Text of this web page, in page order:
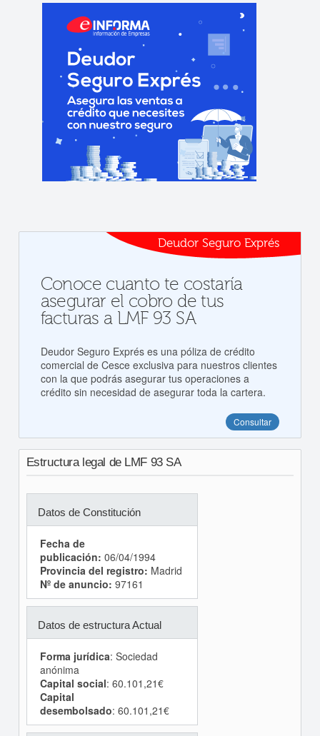
Deudor Seguro Exprés
Conoce cuanto te costaría
asegurar el cobro de tus
facturas a LMF 93 SA
Deudor Seguro Exprés es una póliza de crédito
comercial de Cesce exclusiva para nuestros clientes
con la que podrás asegurar tus operaciones a
crédito sin necesidad de asegurar toda la cartera.
Consultar
Estructura legal de LMF 93 SA
Datos de Constitución
Fecha de
publicación: 06/04/1994
Provincia del registro: Madrid
Nº de anuncio: 97161
Datos de estructura Actual
Forma jurídica: Sociedad
anónima
Capital social: 60.101,21€
Capital
desembolsado: 60.101,21€